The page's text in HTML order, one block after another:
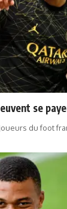
se
du foot